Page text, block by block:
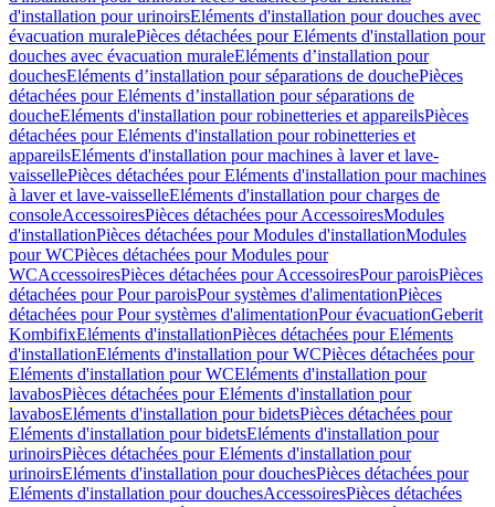
d'installation pour urinoirsEléments d'installation pour douches avec
évacuation muralePièces détachées pour Eléments d'installation pour
douches avec évacuation muraleEléments d’installation pour
douchesEléments d’installation pour séparations de douchePièces
détachées pour Eléments d’installation pour séparations de
doucheEléments d'installation pour robinetteries et appareilsPièces
détachées pour Eléments d'installation pour robinetteries et
appareilsEléments d'installation pour machines à laver et lave-
vaissellePièces détachées pour Eléments d'installation pour machines
à laver et lave-vaisselleEléments d'installation pour charges de
consoleAccessoiresPièces détachées pour AccessoiresModules
d'installationPièces détachées pour Modules d'installationModules
pour WCPièces détachées pour Modules pour
WCAccessoiresPièces détachées pour AccessoiresPour paroisPièces
détachées pour Pour paroisPour systèmes d'alimentationPièces
détachées pour Pour systèmes d'alimentationPour évacuationGeberit
KombifixEléments d'installationPièces détachées pour Eléments
d'installationEléments d'installation pour WCPièces détachées pour
Eléments d'installation pour WCEléments d'installation pour
lavabosPièces détachées pour Eléments d'installation pour
lavabosEléments d'installation pour bidetsPièces détachées pour
Eléments d'installation pour bidetsEléments d'installation pour
urinoirsPièces détachées pour Eléments d'installation pour
urinoirsEléments d'installation pour douchesPièces détachées pour
Eléments d'installation pour douchesAccessoiresPièces détachées